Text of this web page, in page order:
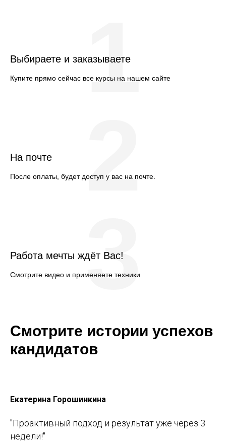
Выбираете и заказываете
Купите прямо сейчас все курсы на нашем сайте
1
На почте
После оплаты, будет доступ у вас на почте.
2
Работа мечты ждёт Вас!
Смотрите видео и применяете техники
3
Смотрите истории успехов
кандидатов
Екатерина Горошинкина
"Проактивный подход и результат уже через 3
недели!"